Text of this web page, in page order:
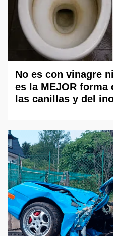
No es con vinagre
es la MEJOR forma
las canillas y del